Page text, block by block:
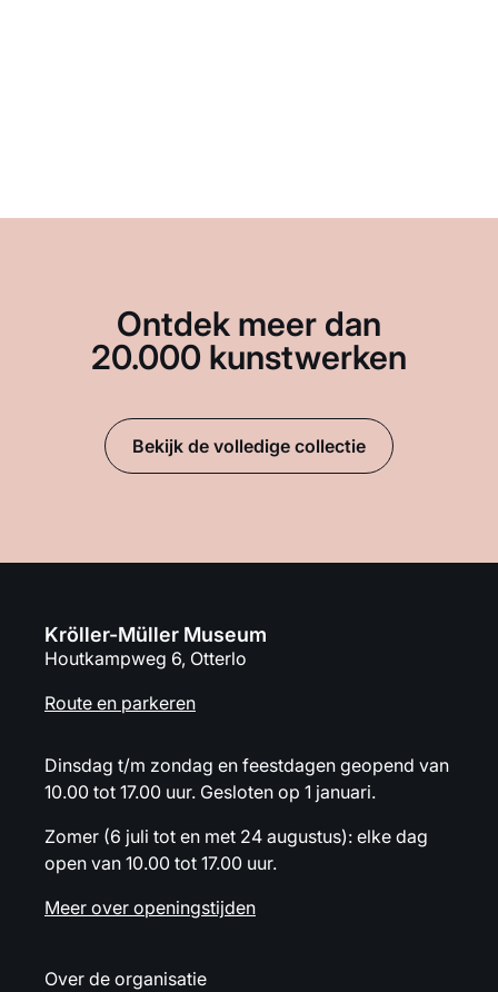
Ontdek meer dan
20.000 kunstwerken
Bekijk de volledige collectie
Kröller-Müller Museum
Houtkampweg 6, Otterlo
Route en parkeren
Dinsdag t/m zondag en feestdagen geopend van
10.00 tot 17.00 uur. Gesloten op 1 januari.
Zomer (6 juli tot en met 24 augustus): elke dag
open van 10.00 tot 17.00 uur.
Meer over openingstijden
Over de organisatie